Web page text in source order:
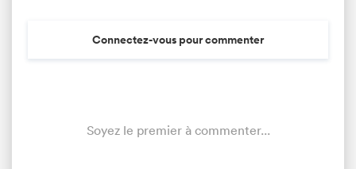
Connectez-vous pour commenter
Soyez le premier à commenter...